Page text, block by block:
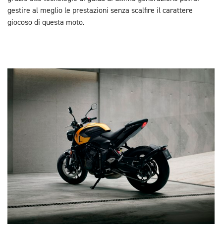
gestire al meglio le prestazioni senza scalfire il carattere
giocoso di questa moto.